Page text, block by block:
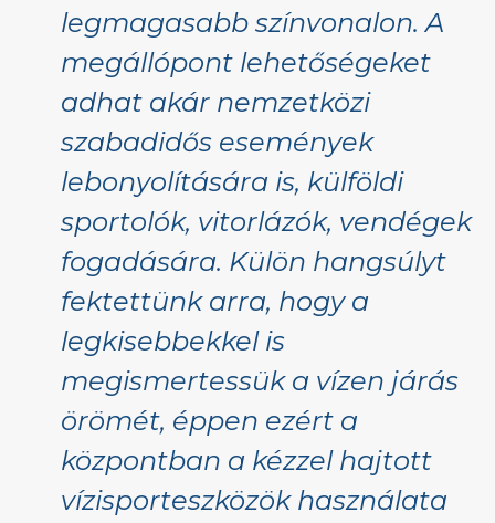
legmagasabb színvonalon. A
megállópont lehetőségeket
adhat akár nemzetközi
szabadidős események
lebonyolítására is, külföldi
sportolók, vitorlázók, vendégek
fogadására. Külön hangsúlyt
fektettünk arra, hogy a
legkisebbekkel is
megismertessük a vízen járás
örömét, éppen ezért a
központban a kézzel hajtott
vízisporteszközök használata